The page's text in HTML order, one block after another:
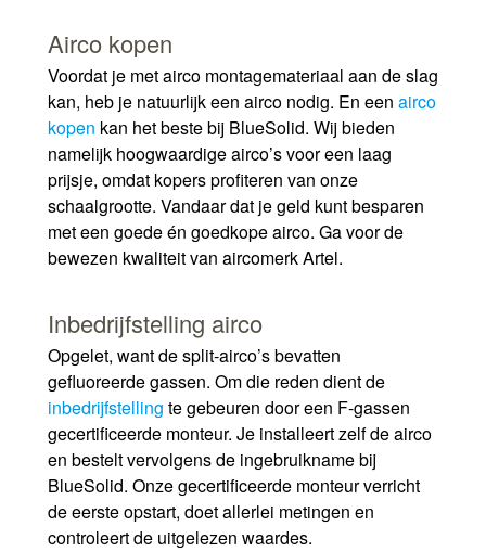
Airco kopen
Voordat je met airco montagemateriaal aan de slag
kan, heb je natuurlijk een airco nodig. En een airco
kopen kan het beste bij BlueSolid. Wij bieden
namelijk hoogwaardige airco’s voor een laag
prijsje, omdat kopers profiteren van onze
schaalgrootte. Vandaar dat je geld kunt besparen
met een goede én goedkope airco. Ga voor de
bewezen kwaliteit van aircomerk Artel.
Inbedrijfstelling airco
Opgelet, want de split-airco’s bevatten
gefluoreerde gassen. Om die reden dient de
inbedrijfstelling te gebeuren door een F-gassen
gecertificeerde monteur. Je installeert zelf de airco
en bestelt vervolgens de ingebruikname bij
BlueSolid. Onze gecertificeerde monteur verricht
de eerste opstart, doet allerlei metingen en
controleert de uitgelezen waardes.